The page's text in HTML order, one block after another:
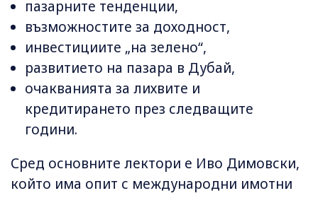
пазарните тенденции,
възможностите за доходност,
инвестициите „на зелено“,
развитието на пазара в Дубай,
очакванията за лихвите и
кредитирането през следващите
години.
Сред основните лектори е Иво Димовски,
който има опит с международни имотни